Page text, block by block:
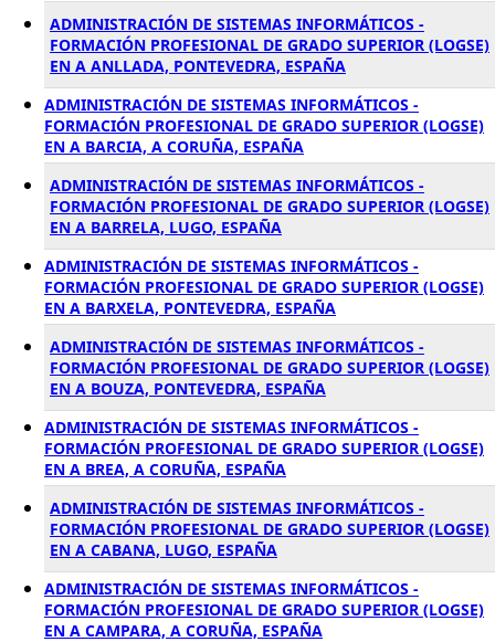
ADMINISTRACIÓN DE SISTEMAS INFORMÁTICOS -
FORMACIÓN PROFESIONAL DE GRADO SUPERIOR (LOGSE)
EN A ANLLADA, PONTEVEDRA, ESPAÑA
ADMINISTRACIÓN DE SISTEMAS INFORMÁTICOS -
FORMACIÓN PROFESIONAL DE GRADO SUPERIOR (LOGSE)
EN A BARCIA, A CORUÑA, ESPAÑA
ADMINISTRACIÓN DE SISTEMAS INFORMÁTICOS -
FORMACIÓN PROFESIONAL DE GRADO SUPERIOR (LOGSE)
EN A BARRELA, LUGO, ESPAÑA
ADMINISTRACIÓN DE SISTEMAS INFORMÁTICOS -
FORMACIÓN PROFESIONAL DE GRADO SUPERIOR (LOGSE)
EN A BARXELA, PONTEVEDRA, ESPAÑA
ADMINISTRACIÓN DE SISTEMAS INFORMÁTICOS -
FORMACIÓN PROFESIONAL DE GRADO SUPERIOR (LOGSE)
EN A BOUZA, PONTEVEDRA, ESPAÑA
ADMINISTRACIÓN DE SISTEMAS INFORMÁTICOS -
FORMACIÓN PROFESIONAL DE GRADO SUPERIOR (LOGSE)
EN A BREA, A CORUÑA, ESPAÑA
ADMINISTRACIÓN DE SISTEMAS INFORMÁTICOS -
FORMACIÓN PROFESIONAL DE GRADO SUPERIOR (LOGSE)
EN A CABANA, LUGO, ESPAÑA
ADMINISTRACIÓN DE SISTEMAS INFORMÁTICOS -
FORMACIÓN PROFESIONAL DE GRADO SUPERIOR (LOGSE)
EN A CAMPARA, A CORUÑA, ESPAÑA